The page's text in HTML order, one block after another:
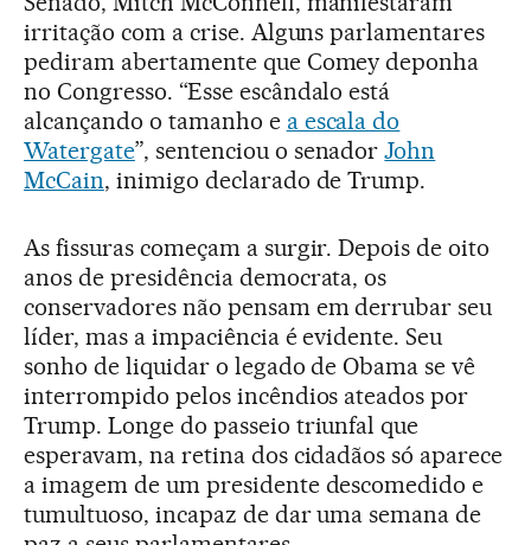
irritação com a crise. Alguns parlamentares
pediram abertamente que Comey deponha
no Congresso. “Esse escândalo está
alcançando o tamanho e a escala do
Watergate”, sentenciou o senadorJohn
McCain, inimigo declarado de Trump.
As fissuras começam a surgir. Depois de oito
anos de presidência democrata, os
conservadores não pensam em derrubar seu
líder, mas a impaciência é evidente. Seu
sonho de liquidar o legado de Obama se vê
interrompido pelos incêndios ateados por
Trump. Longe do passeio triunfal que
esperavam, na retina dos cidadãos só aparece
a imagem de um presidente descomedido e
tumultuoso, incapaz de dar uma semana de